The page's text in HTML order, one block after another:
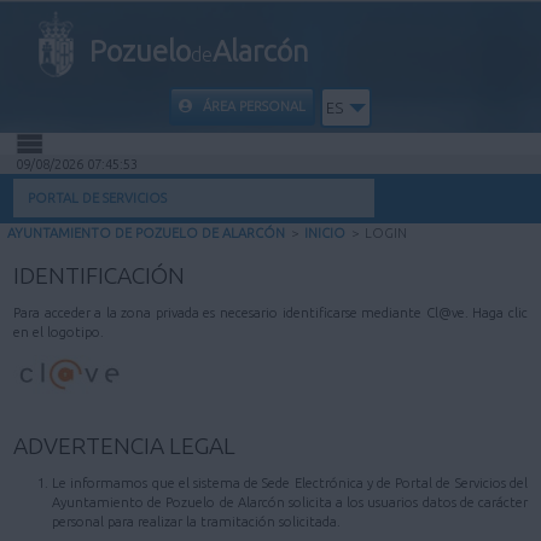
PozuelodeAlarcón
ÁREA PERSONAL ES
INICIO
MI CARPETA
INFORMACIÓN MUNICIPAL
AYUDA
09/08/2026 07:45:53
PORTAL DE SERVICIOS
AYUNTAMIENTO DE POZUELO DE ALARCÓN > INICIO > LOGIN
IDENTIFICACIÓN
Para acceder a la zona privada es necesario identificarse mediante Cl@ve. Haga clic
en el logotipo.
ADVERTENCIA LEGAL
Le informamos que el sistema de Sede Electrónica y de Portal de Servicios del
Ayuntamiento de Pozuelo de Alarcón solicita a los usuarios datos de carácter
personal para realizar la tramitación solicitada.